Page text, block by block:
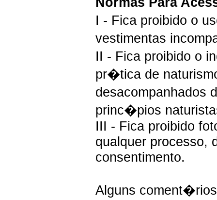
I - Fica proibido o
vestimentas
II - Fica proibido o
pr�tica de
desacompanhados
princ�pios
III - Fica proibido
qualquer processo,
consentimento.
Alguns